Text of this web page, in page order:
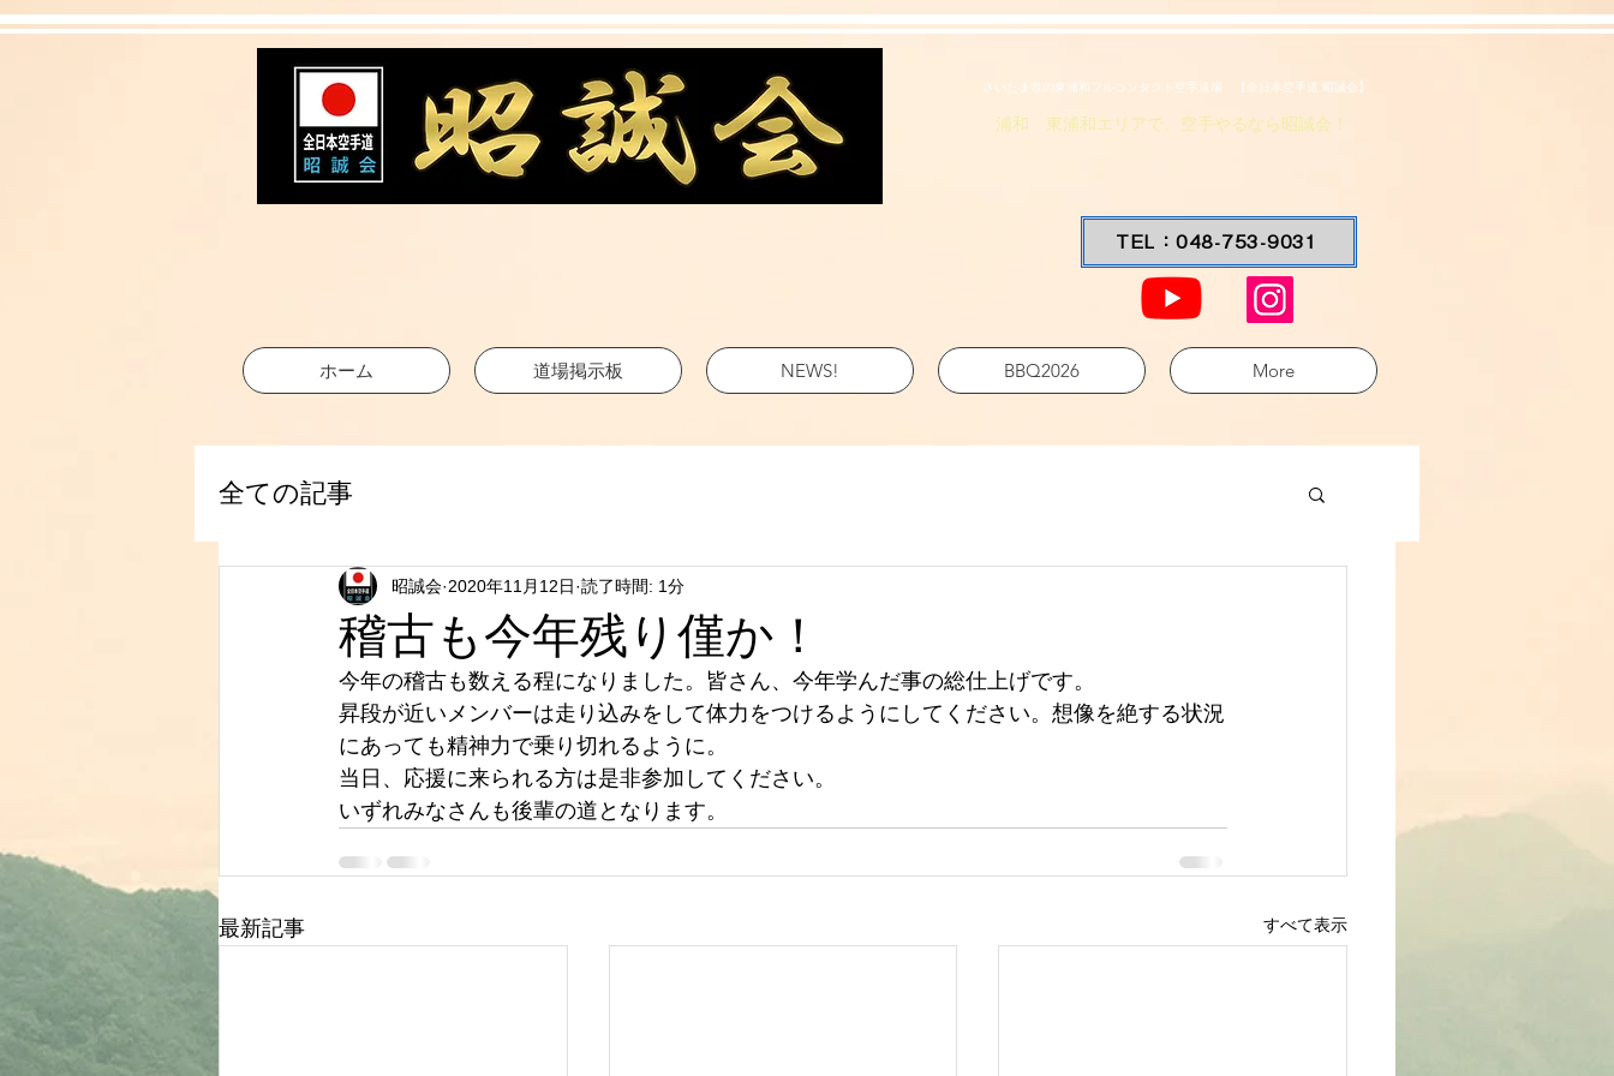
さいたま市の東浦和フルコンタクト空手道場 【全日本空手道 昭誠会】
浦和 東浦和エリアで、空手やるなら昭誠会！
TEL：048-753-9031
ホーム 道場掲示板 NEWS! BBQ2026 More
全ての記事
稽古も今年残り僅か！
昭誠会 2020年11月12日 読了時間: 1分
今年の稽古も数える程になりました。皆さん、今年学んだ事の総仕上げです。
昇段が近いメンバーは走り込みをして体力をつけるようにしてください。想像を絶する状況
にあっても精神力で乗り切れるように。
当日、応援に来られる方は是非参加してください。
いずれみなさんも後輩の道となります。
最新記事 すべて表示